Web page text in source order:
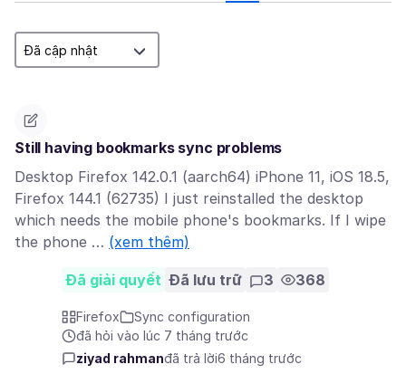
Still having bookmarks sync problems
Desktop Firefox 142.0.1 (aarch64) iPhone 11, iOS 18.5,
Firefox 144.1 (62735) I just reinstalled the desktop
which needs the mobile phone's bookmarks. If I wipe
the phone … (xem thêm)
Đã giải quyết Đã lưu trữ 3 368
Firefox
Sync configuration
đã hỏi vào lúc 7 tháng trước
ziyad rahmanđã trả lời6 tháng trước